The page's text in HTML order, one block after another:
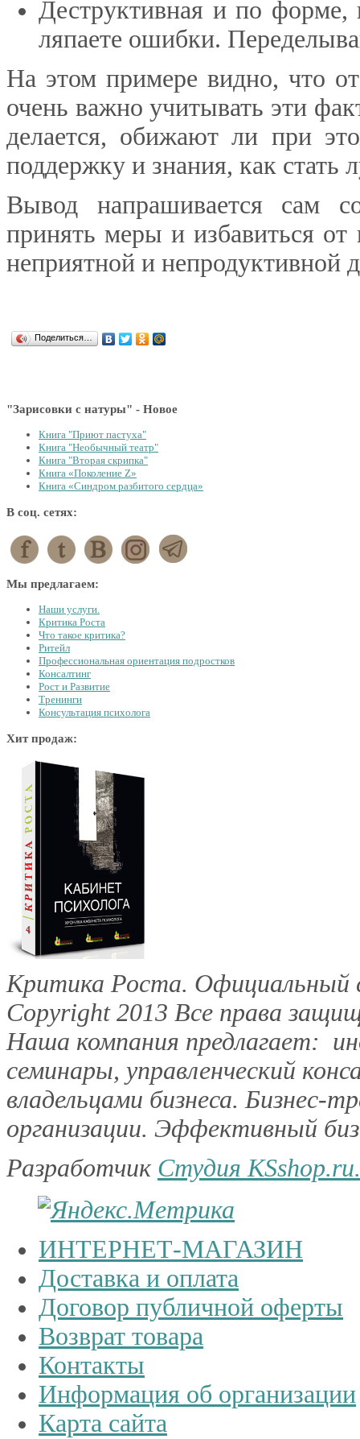
Деструктивная и по
ляпаете ошибки.
На этом примере видно, что
очень важно учитывать эти
делается, обижают ли при
поддержку и знания, как стать
Вывод напрашивается сам
принять меры и избавиться
неприятной и непродуктивной
Поделиться…
"Зарисовки с натуры" - Новое
Книга "Приют пастуха"
Книга "Необычный театр"
Книга "Вторая скрипка"
Книга «Поколение Z»
Книга «Синдром разбитого сердца»
В соц. сетях:
Мы предлагаем:
Наши услуги.
Критика Роста
Что такое критика?
Ритейл
Профессиональная ориентация подростков
Консалтинг
Рост и Развитие
Тренинги
Консультация психолога
Хит продаж:
Критика Роста. Официальный
Copyright 2013 Все права
Наша компания предлагает:
семинары, управленческий
владельцами бизнеса. Бизнес-
организации. Эффективный
Разработчик Студия KSshop.ru.
ИНТЕРНЕТ-МАГАЗИН
Доставка и оплата
Договор публичной оферты
Возврат товара
Контакты
Информация об организации
Карта сайта